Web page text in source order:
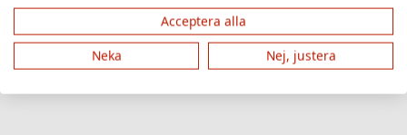
Acceptera alla
Neka
Nej, justera